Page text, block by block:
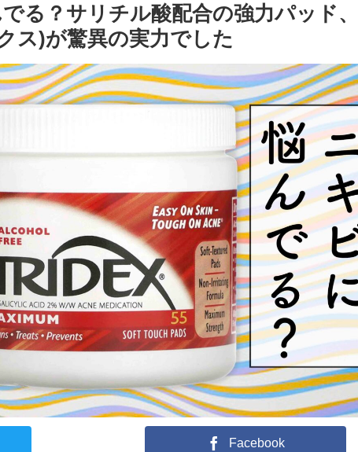
る？サリチル酸配合の強力パッド、
ス)が驚異の実力でした
Facebook